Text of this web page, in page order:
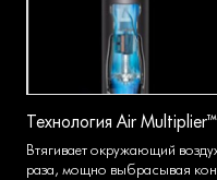
Технология Air Multiplier™
Втягивает окружающий
раза, мощно выбрасывая